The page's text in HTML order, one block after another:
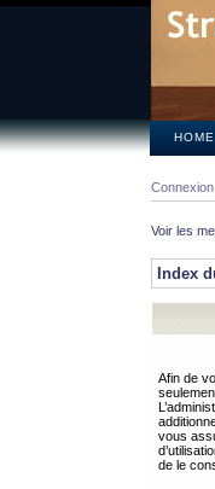
HOME
Connexion
Voir les
Index
Afin de
vous
de le